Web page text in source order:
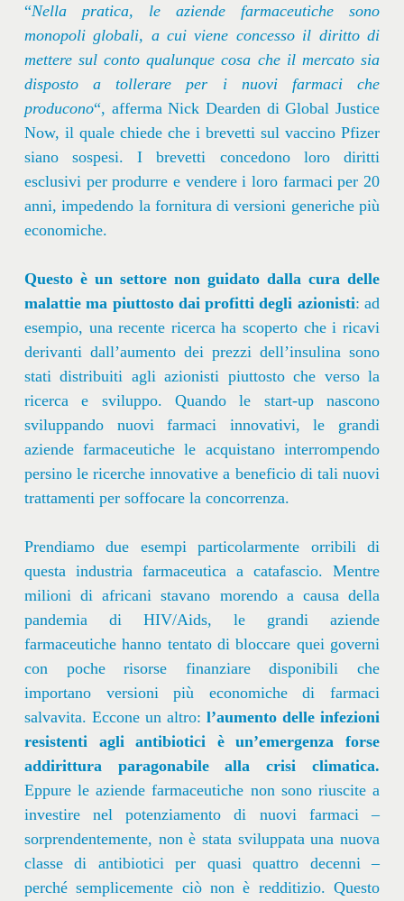
“Nella pratica, le aziende farmaceutiche sono
monopoli globali, a cui viene concesso il diritto di
mettere sul conto qualunque cosa che il mercato sia
disposto a tollerare per i nuovi farmaci che
producono“, afferma Nick Dearden di Global Justice
Now, il quale chiede che i brevetti sul vaccino Pfizer
siano sospesi. I brevetti concedono loro diritti
esclusivi per produrre e vendere i loro farmaci per 20
anni, impedendo la fornitura di versioni generiche più
economiche.
Questo è un settore non guidato dalla cura delle
malattie ma piuttosto dai profitti degli azionisti: ad
esempio, una recente ricerca ha scoperto che i ricavi
derivanti dall’aumento dei prezzi dell’insulina sono
stati distribuiti agli azionisti piuttosto che verso la
ricerca e sviluppo. Quando le start-up nascono
sviluppando nuovi farmaci innovativi, le grandi
aziende farmaceutiche le acquistano interrompendo
persino le ricerche innovative a beneficio di tali nuovi
trattamenti per soffocare la concorrenza.
Prendiamo due esempi particolarmente orribili di
questa industria farmaceutica a catafascio. Mentre
milioni di africani stavano morendo a causa della
pandemia di HIV/Aids, le grandi aziende
farmaceutiche hanno tentato di bloccare quei governi
con poche risorse finanziare disponibili che
importano versioni più economiche di farmaci
salvavita. Eccone un altro:l’aumento delle infezioni
resistenti agli antibiotici è un’emergenza forse
addirittura paragonabile alla crisi climatica.
Eppure le aziende farmaceutiche non sono riuscite a
investire nel potenziamento di nuovi farmaci –
sorprendentemente, non è stata sviluppata una nuova
classe di antibiotici per quasi quattro decenni –
perché semplicemente ciò non è redditizio. Questo